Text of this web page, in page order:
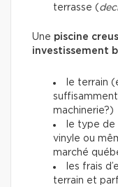
terrasse (
Une piscine
investissement
le terrain
machinerie?)
le type
vinyle ou
marché
les frais
terrain et